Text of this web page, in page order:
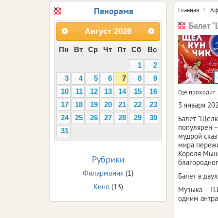
Главная
Балет
Где проходит:
3 января
Балет
популярен
мудрой
мира
Короля
Балет в
Музыка –
одним
Панорама
Август 2026
Пн Вт Ср Чт Пт Сб
Вс
1
2
3
4 5 6 7 8
9
10
11 12 13 14 15
16
17
18 19 20 21 22
23
24
25 26 27 28 29
30
31
Рубрики
Филармония (1)
Кино(13)